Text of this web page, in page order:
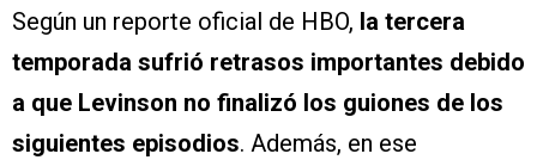
Según un reporte oficial de HBO, la tercera
temporada sufrió retrasos importantes debido
a que Levinson no finalizó los guiones de los
siguientes episodios. Además, en ese